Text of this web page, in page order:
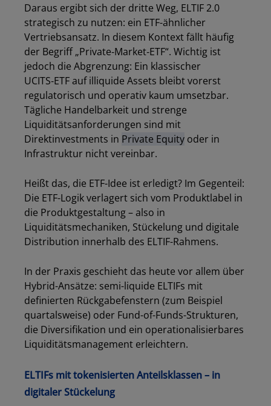
Daraus ergibt sich der dritte Weg, ELTIF 2.0
strategisch zu nutzen: ein ETF-ähnlicher
Vertriebsansatz. In diesem Kontext fällt häufig
der Begriff „Private‑Market‑ETF“. Wichtig ist
jedoch die Abgrenzung: Ein klassischer
UCITS‑ETF auf illiquide Assets bleibt vorerst
regulatorisch und operativ kaum umsetzbar.
Tägliche Handelbarkeit und strenge
Liquiditätsanforderungen sind mit
Direktinvestments in Private Equity oder in
Infrastruktur nicht vereinbar.
Heißt das, die ETF-Idee ist erledigt? Im Gegenteil:
Die ETF-Logik verlagert sich vom Produktlabel in
die Produktgestaltung – also in
Liquiditätsmechaniken, Stückelung und digitale
Distribution innerhalb des ELTIF-Rahmens.
In der Praxis geschieht das heute vor allem über
Hybrid-Ansätze: semi-liquide ELTIFs mit
definierten Rückgabefenstern (zum Beispiel
quartalsweise) oder Fund-of-Funds-Strukturen,
die Diversifikation und ein operationalisierbares
Liquiditätsmanagement erleichtern.
ELTIFs mit tokenisierten Anteilsklassen – in
digitaler Stückelung